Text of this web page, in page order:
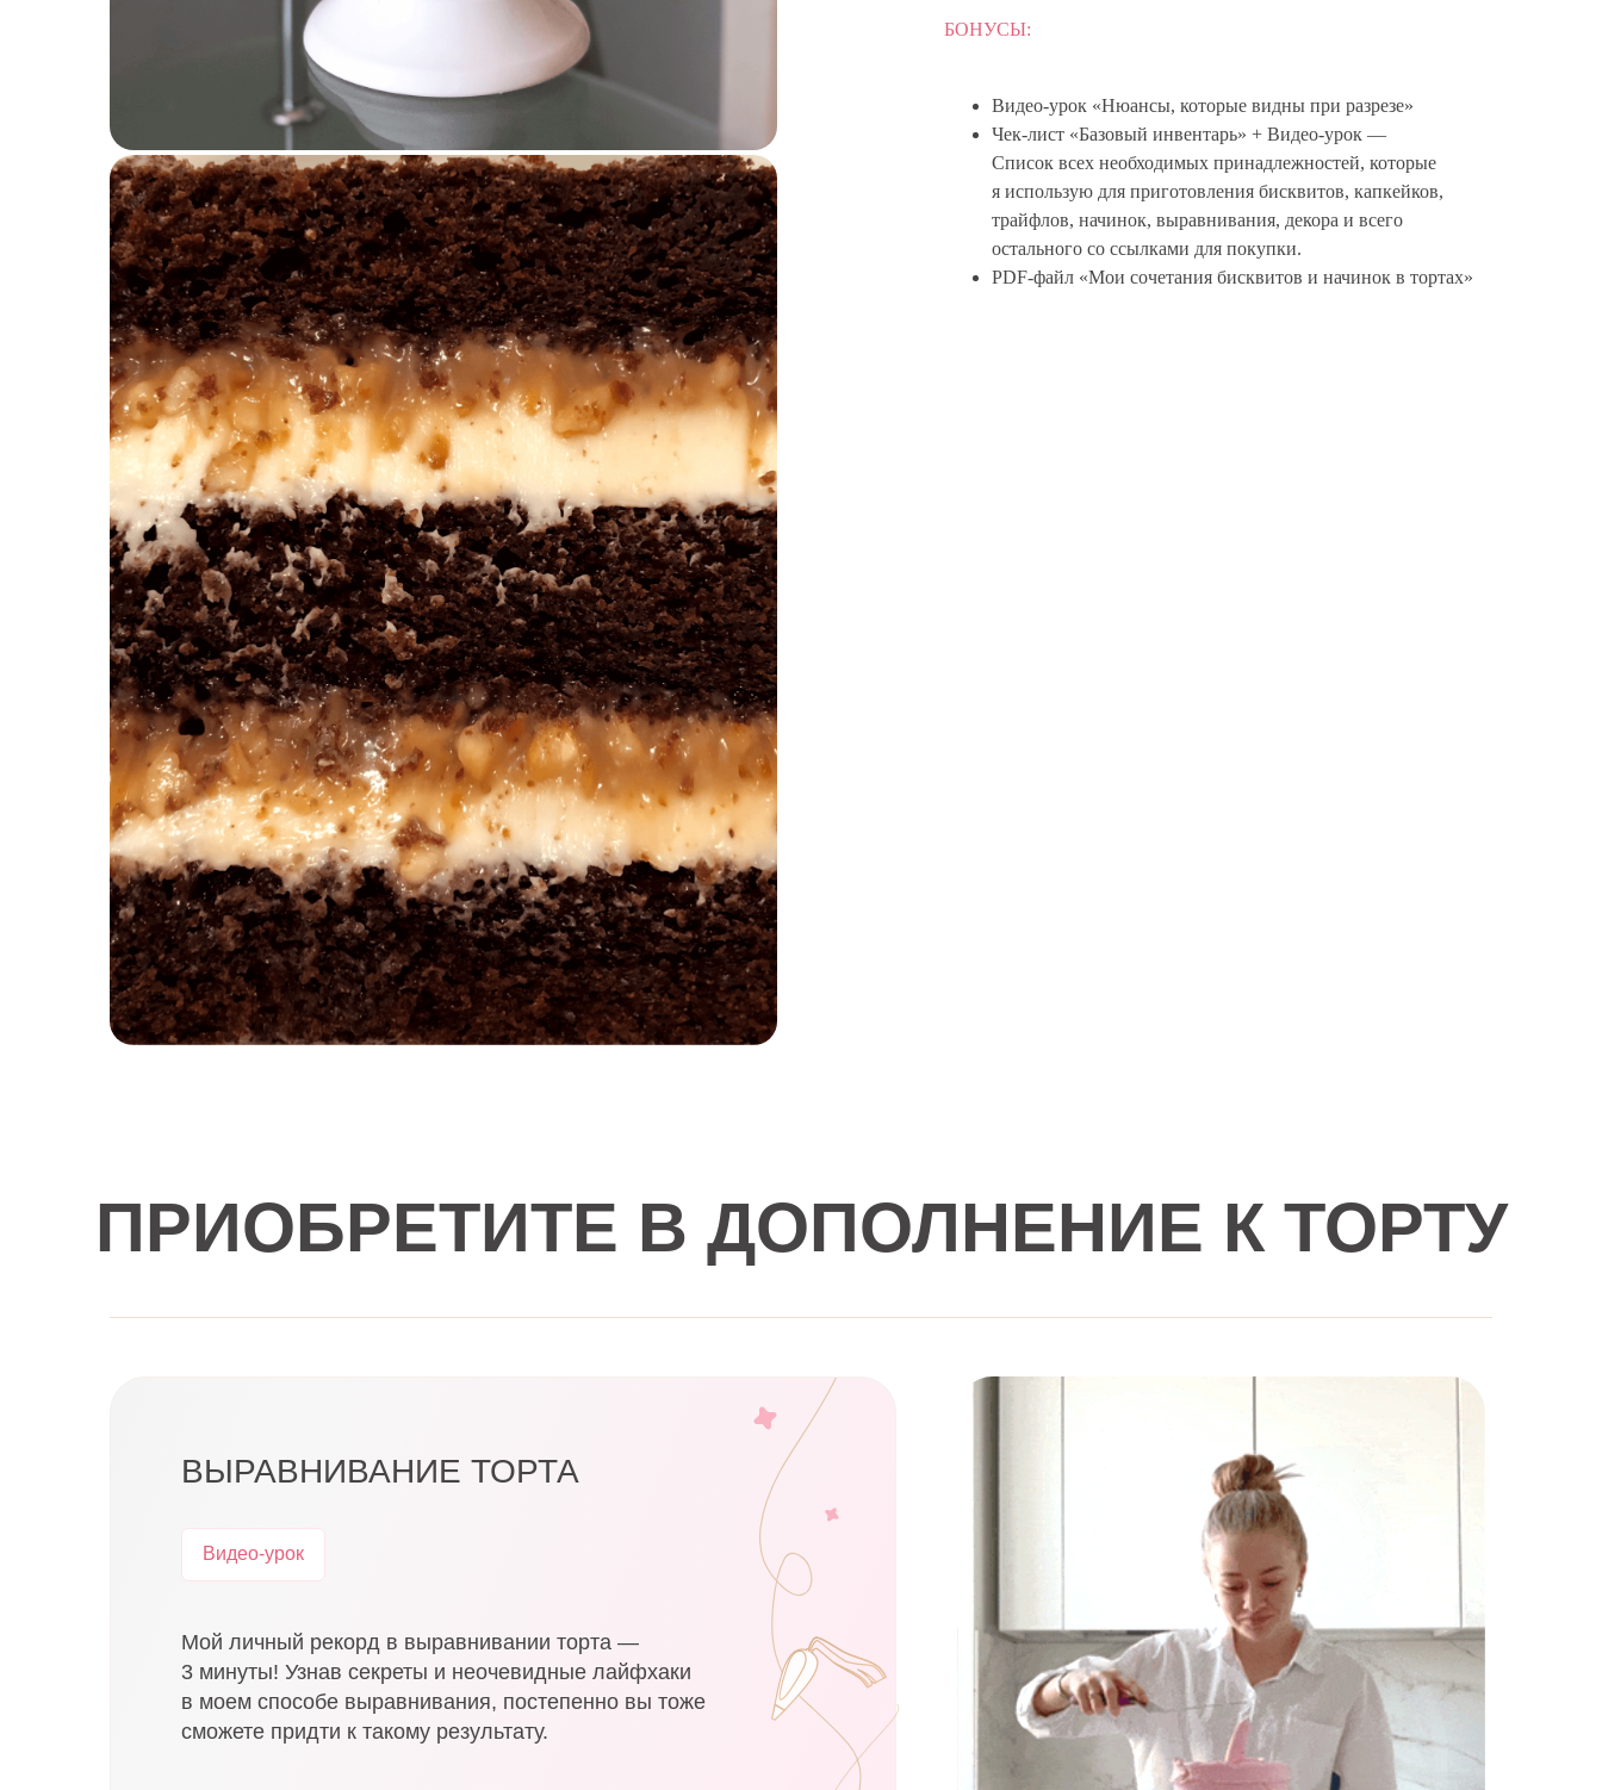
БОНУСЫ:
Видео-урок «Нюансы, которые видны при разрезе»
Чек-лист «Базовый инвентарь» + Видео-урок —
Список всех необходимых принадлежностей, которые
я использую для приготовления бисквитов, капкейков,
трайфлов, начинок, выравнивания, декора и всего
остального со ссылками для покупки.
PDF-файл «Мои сочетания бисквитов и начинок в тортах»
ВЫРАВНИВАНИЕ ТОРТА
Видео-урок
ПРИОБРЕТИТЕ В ДОПОЛНЕНИЕ К ТОРТУ
Мой личный рекорд в выравнивании торта —
3 минуты! Узнав секреты и неочевидные лайфхаки
в моем способе выравнивания, постепенно вы тоже
сможете придти к такому результату.